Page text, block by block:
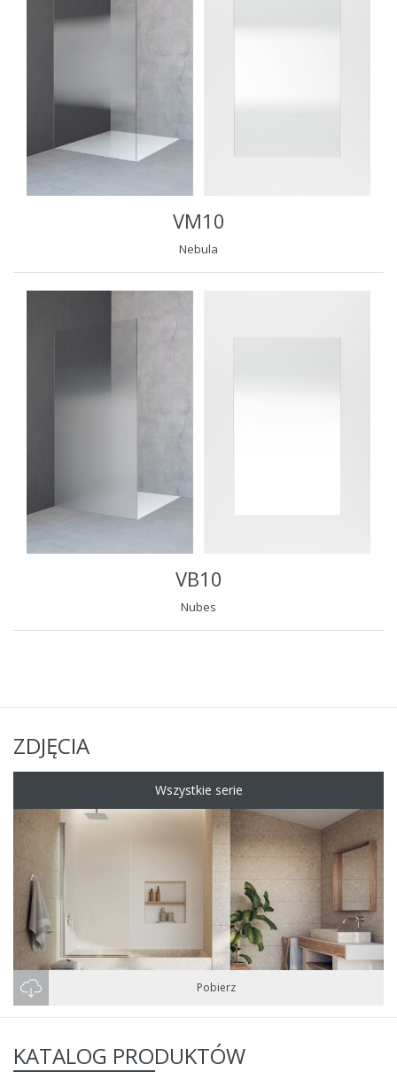
VM10
Nebula
VB10
Nubes
ZDJĘCIA
Wszystkie serie
Pobierz
KATALOG PRODUKTÓW